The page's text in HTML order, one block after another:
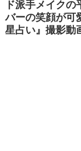
ド派手メイク
バーの笑顔が可
星占い』撮影動